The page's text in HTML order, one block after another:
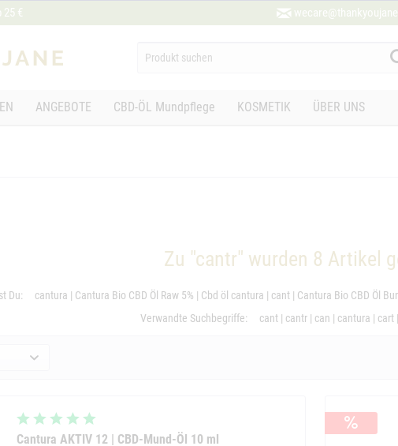
€
ANGEBOTE CBD-ÖL Mundpflege KOSMETIK ÜBER UNS
Zu "cantr" wurden 8 Artikel
Du: cantura | Cantura Bio CBD Öl Raw 5% | Cbd öl cantura | cant | Cantura Bio CBD Öl
Verwandte Suchbegriffe:
cant | cantr | can | cantura | cart |
Cantura AKTIV 12 | CBD-Mund-Öl 10 ml